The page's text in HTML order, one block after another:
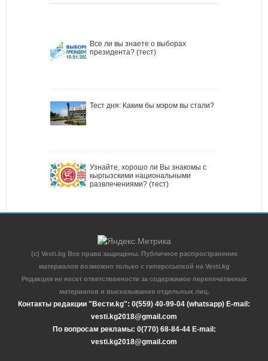
Все ли вы знаете о выборах
президента? (тест)
Тест дня: Каким бы мэром вы стали?
Узнайте, хорошо ли Вы знакомы с
кыргызскими национальными
развлечениями? (тест)
(c) Vesti.kg Все права защищены. Публичное распространение
материалов возможно только с гиперссылкой на Vesti.kg
Редакция не несет ответственности за содержимое перепечатанных
материалов и высказывания отдельных лиц.
Контакты редакции "Вести.kg": 0(559) 40-99-04 (whatsapp) E-mail:
vesti.kg2018@gmail.com
По вопросам рекламы: 0(770) 68-84-44 E-mail:
vesti.kg2018@gmail.com